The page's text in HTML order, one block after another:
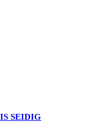
SEIDIG